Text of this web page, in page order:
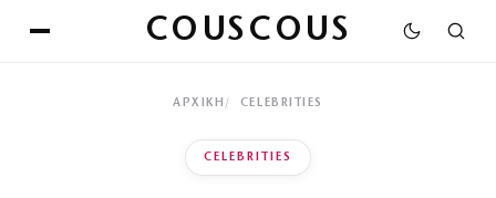
COUSCOUS
ΑΡΧΙΚΉ CELEBRITIES
CELEBRITIES